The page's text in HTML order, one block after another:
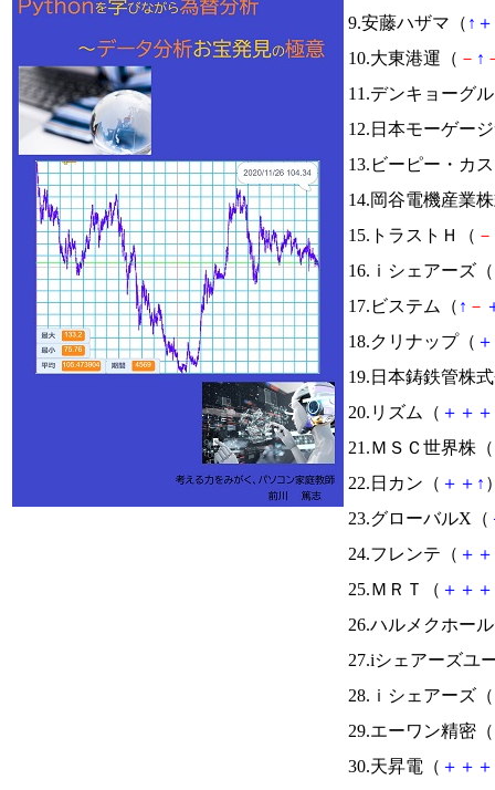
9.安藤ハザマ（ ↑ ＋
10.大東港運（ － ↑
11.デンキョーグ
12.日本モーゲー
13.ビーピー・カ
14.岡谷電機産業
15.トラストＨ（ －
16.ｉシェアーズ（
17.ビステム（ ↑ －
18.クリナップ（ ＋
19.日本鋳鉄管株
20.リズム（ ＋ ＋ ＋
21.ＭＳＣ世界株（
22.日カン（ ＋ ＋ ↑
23.グローバルX（
24.フレンテ（ ＋ ＋
25.ＭＲＴ（ ＋ ＋ ＋
26.ハルメクホー
27.iシェアーズユ
28.ｉシェアーズ（
29.エーワン精密（
30.天昇電（ ＋ ＋ ＋